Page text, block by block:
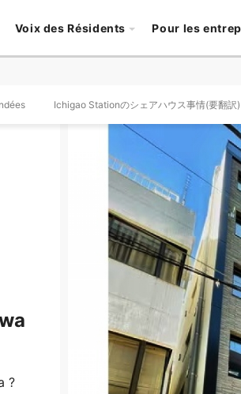
Voix des Résidents Pour les
Ichigao Stationのシェアハウス事情(要翻訳)
?